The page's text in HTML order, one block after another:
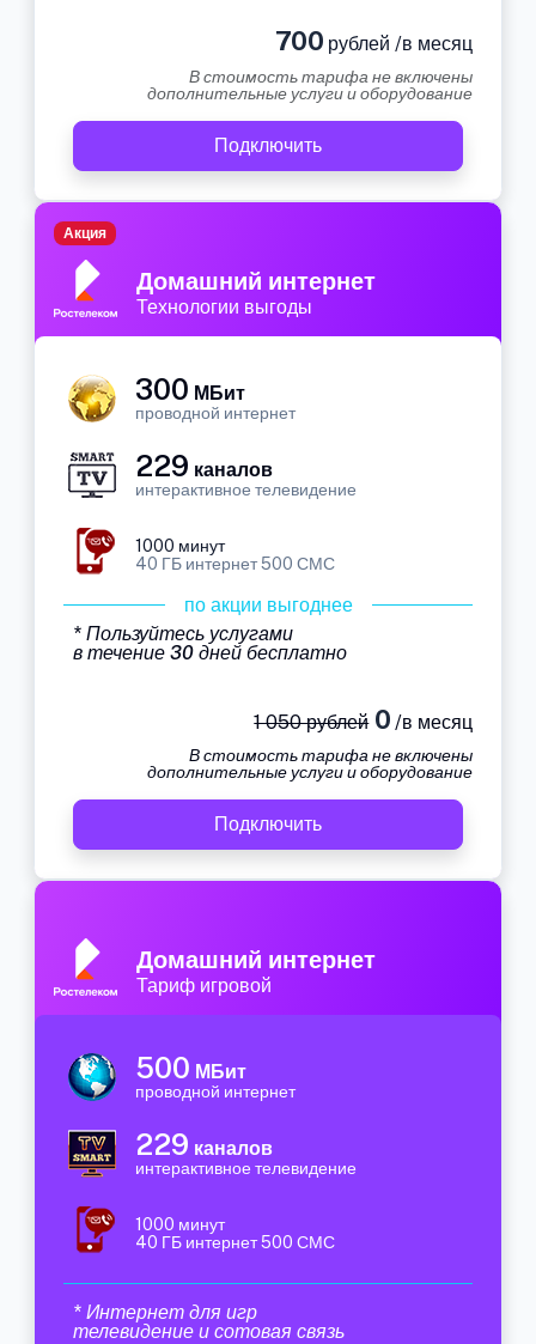
700 рублей /в месяц
В стоимость тарифа не включены
дополнительные услуги и оборудование
Подключить
Домашний интернет
Технологии выгоды
Акция
300 МБит
проводной интернет
229 каналов
интерактивное телевидение
1000 минут
40 ГБ интернет 500 СМС
по акции выгоднее
* Пользуйтесь услугами
в течение 30 дней бесплатно
1 050 рублей0 /в месяц
В стоимость тарифа не включены
дополнительные услуги и оборудование
Подключить
Домашний интернет
Тариф игровой
500 МБит
проводной интернет
229 каналов
интерактивное телевидение
1000 минут
40 ГБ интернет 500 СМС
* Интернет для игр
телевидение и сотовая связь